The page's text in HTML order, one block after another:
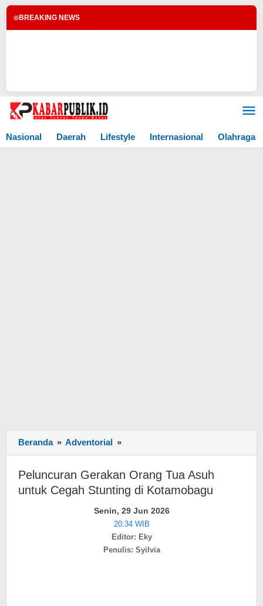
BREAKING NEWS
Lewati
Nasional
Daerah Lifestyle Internasional Olahraga
Beranda » Adventorial »
Gerakan
Tua
Asuh
untuk
Cegah
Stunting
di
Peluncuran Gerakan Orang Tua Asuh
untuk Cegah Stunting di Kotamobagu
Senin, 29 Jun 2026
20:34 WIB
Editor: Eky
Penulis: Syilvia